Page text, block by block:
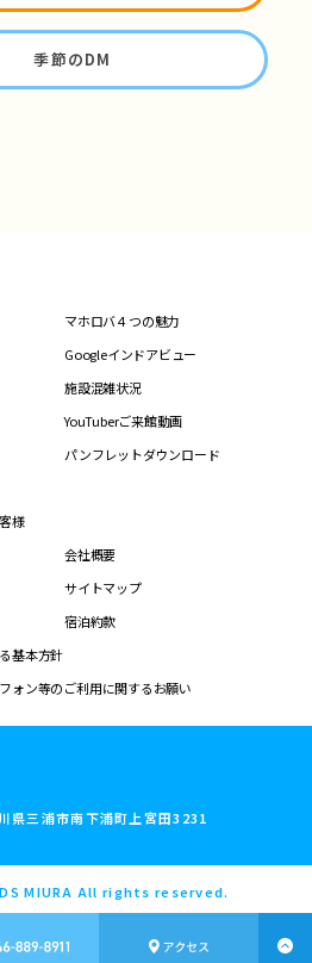
季節のDM
マホロバ４つの魅力
Googleインドアビュー
施設混雑状況
YouTuberご来館動画
パンフレットダウンロード
様
会社概要
サイトマップ
宿泊約款
基本方針
ォン等のご利用に関するお願い
県三浦市南下浦町上宮田3231
MIURA All rights reserved.